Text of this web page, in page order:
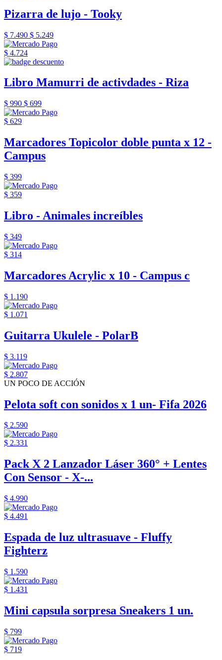
Pizarra de lujo - Tooky
$ 7.490 $ 5.249
$ 4.724
Libro Mamurri de activdades - Riza
$ 990 $ 699
$ 629
Marcadores Topicolor doble punta x 12 -
Campus
$ 399
$ 359
Libro - Animales increíbles
$ 349
$ 314
Marcadores Acrylic x 10 - Campus c
$ 1.190
$ 1.071
Guitarra Ukulele - PolarB
$ 3.119
$ 2.807
UN POCO DE ACCIÓN
Pelota soft con sonidos x 1 un- Fifa 2026
$ 2.590
$ 2.331
Pack X 2 Lanzador Láser 360° + Lentes
Con Sensor - X-...
$ 4.990
$ 4.491
Espada de luz ultrasuave - Fluffy
Fighterz
$ 1.590
$ 1.431
Mini capsula sorpresa Sneakers 1 un.
$ 799
$ 719